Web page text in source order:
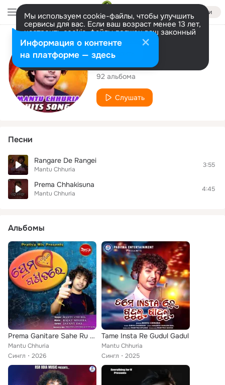
Войти
Мы используем cookie-файлы, чтобы улучшить
сервисы для вас. Если ваш возраст менее 13 лет,
настроить cookie-файлы должен ваш законный
представитель. Больше информации
Разрешить все Настроить
Исполнитель
Mantu Chhuria
92 альбома
Слушать
Песни
Rangare De Rangei
Mantu Chhuria
3:55
Prema Chhakisuna
Mantu Chhuria
4:45
Альбомы
Prema Ganitare Sahe Ru Sahe
Mantu Chhuria
Сингл
2026
Tame Insta Re Gudul Gadul
Mantu Chhuria
Сингл
2025
Информация о контенте
на платформе — здесь